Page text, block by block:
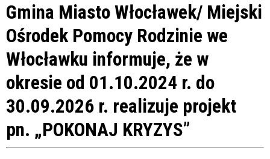
Gmina Miasto Włocławek/ Miejski
Ośrodek Pomocy Rodzinie we
Włocławku informuje, że w
okresie od 01.10.2024 r. do
30.09.2026 r. realizuje projekt
pn. „POKONAJ KRYZYS”